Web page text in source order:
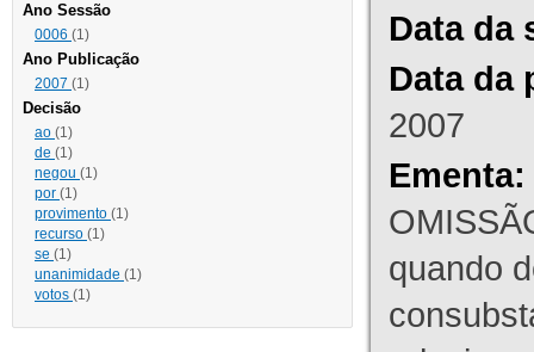
Ano Sessão
0006 (1)
Ano Publicação
2007 (1)
Decisão
ao (1)
de (1)
negou (1)
por (1)
provimento (1)
recurso (1)
se (1)
unanimidade (1)
votos (1)
Data da
Data da
2007
Ementa:
quando